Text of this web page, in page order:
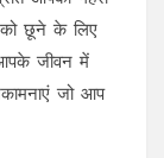
छूने के लिए
जीवन में
जो आप